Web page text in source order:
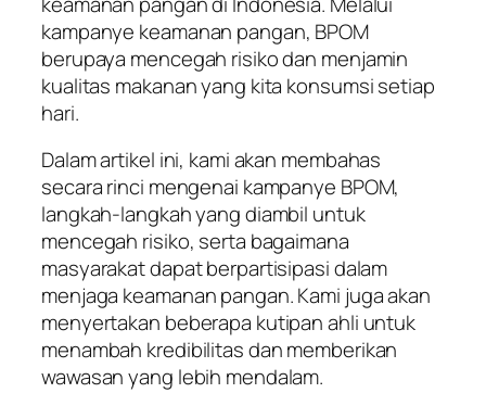
kampanye keamanan pangan, BPOM
berupaya mencegah risiko dan menjamin
kualitas makanan yang kita konsumsi setiap
hari.
Dalam artikel ini, kami akan membahas
secara rinci mengenai kampanye BPOM,
langkah-langkah yang diambil untuk
mencegah risiko, serta bagaimana
masyarakat dapat berpartisipasi dalam
menjaga keamanan pangan. Kami juga akan
menyertakan beberapa kutipan ahli untuk
menambah kredibilitas dan memberikan
wawasan yang lebih mendalam.